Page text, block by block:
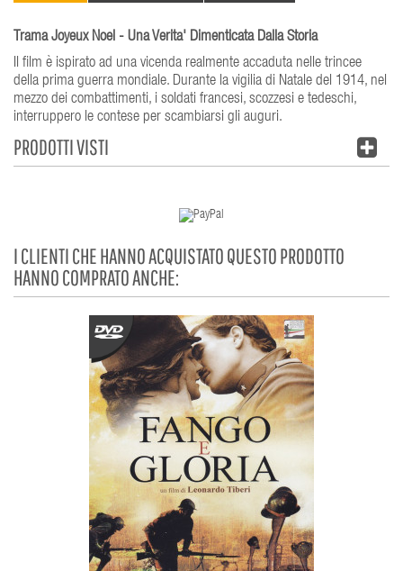
Trama Joyeux Noel - Una Verita' Dimenticata Dalla Storia
Il film è ispirato ad una vicenda realmente accaduta nelle trincee
della prima guerra mondiale. Durante la vigilia di Natale del 1914, nel
mezzo dei combattimenti, i soldati francesi, scozzesi e tedeschi,
interruppero le contese per scambiarsi gli auguri.
PRODOTTI VISTI
I CLIENTI CHE HANNO ACQUISTATO QUESTO PRODOTTO
HANNO COMPRATO ANCHE: